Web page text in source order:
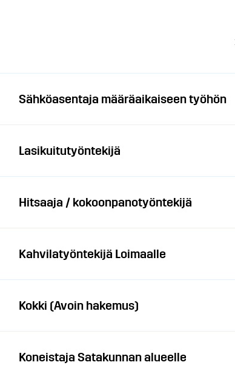
Sähköasentaja määräaikaiseen työhön
Lasikuitutyöntekijä
Hitsaaja / kokoonpanotyöntekijä
Kahvilatyöntekijä Loimaalle
Kokki (Avoin hakemus)
Koneistaja Satakunnan alueelle